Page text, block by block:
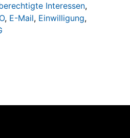
Interessen,
, E-Mail, Einwilligung,